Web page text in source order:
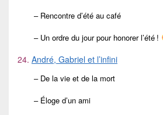
– Rencontre d’été au café
– Un ordre du jour pour honorer l’été !
24. André, Gabriel et l’infini
– De la vie et de la mort
– Éloge d’un ami